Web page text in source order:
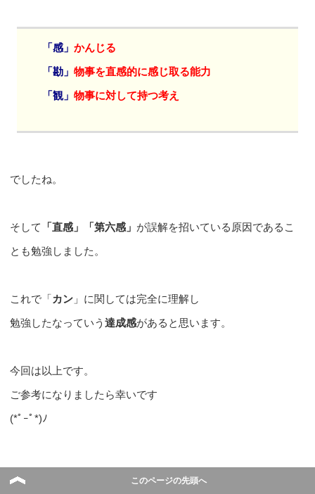
「感」 かんじる
「勘」 物事を直感的に感じ取る能力
「観」 物事に対して持つ考え
でしたね。
そして 「直感」「第六感」 が誤解を招いている原因であるこ
とも勉強しました。
これで「カン 」に関しては完全に理解し
勉強したなっていう達成感があると思います。
今回は以上です。
ご参考になりましたら幸いです
(*ﾟｰﾟ*)ﾉ
Sponsored Link
このページの先頭へ